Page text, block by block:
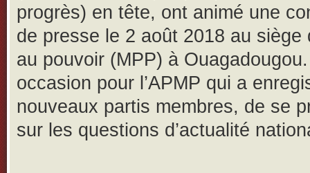
progrès) en tête, ont animé une
de presse le 2 août 2018 au siège
au pouvoir (MPP) à
occasion pour l’APMP qui a
nouveaux partis membres, de se
sur les questions d’actualité